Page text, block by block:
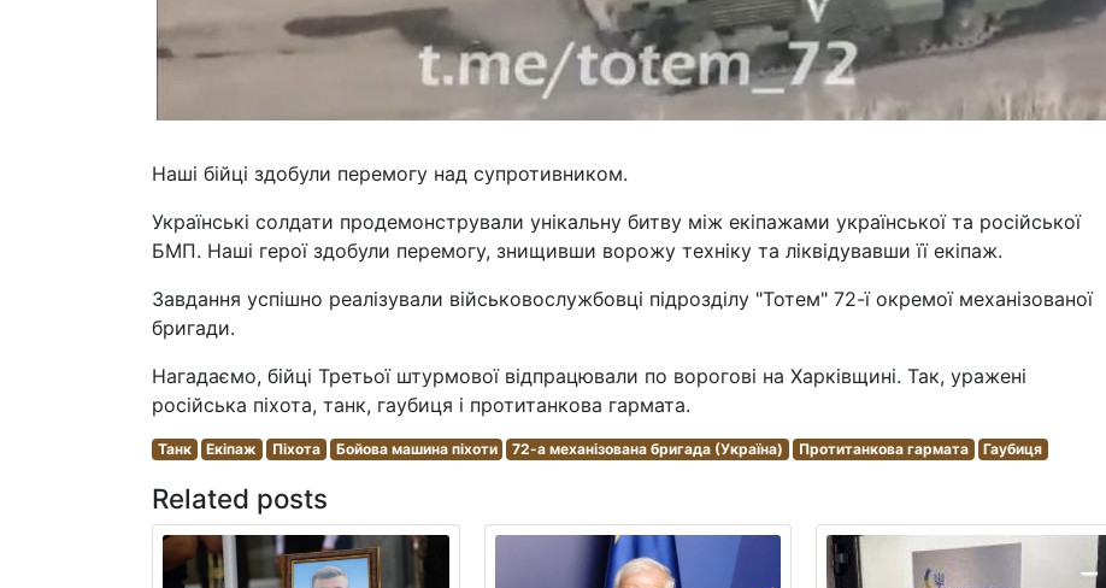
Наші бійці здобули перемогу над супротивником.
Українські солдати продемонстрували унікальну битву між екіпажами української та російської
БМП. Наші герої здобули перемогу, знищивши ворожу техніку та ліквідувавши її екіпаж.
Завдання успішно реалізували військовослужбовці підрозділу "Тотем" 72-ї окремої механізованої
бригади.
Нагадаємо, бійці Третьої штурмової відпрацювали по ворогові на Харківщині. Так, уражені
російська піхота, танк, гаубиця і протитанкова гармата.
Танк Екіпаж Піхота Бойова машина піхоти 72-а механізована бригада (Україна) Протитанкова гармата Гаубиця
Related posts